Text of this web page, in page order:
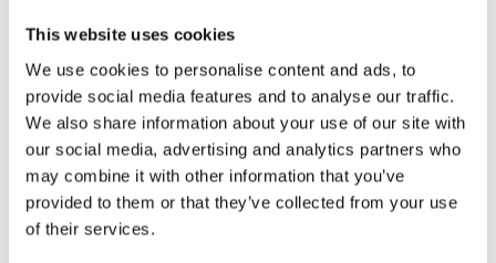
This website uses cookies
We use cookies to personalise content and ads, to
provide social media features and to analyse our traffic.
We also share information about your use of our site with
our social media, advertising and analytics partners who
may combine it with other information that you’ve
provided to them or that they’ve collected from your use
of their services.
algo de ciencia y mucho de logística. La luz
acompaña, los días son más largos y muchas
localizaciones exteriores ganan valor visual, pero
también apa...
LEER MÁS